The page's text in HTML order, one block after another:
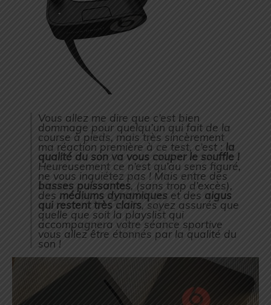
Vous allez me dire que c’est bien
dommage pour quelqu’un qui fait de la
course à pieds, mais très sincèrement
ma réaction première à ce test, c’est : la
qualité du son va vous couper le souffle !
Heureusement ce n’est qu’au sens figuré,
ne vous inquiétez pas ! Mais entre des
basses puissantes, (sans trop d’excès),
des médiums dynamiques et des aigus
qui restent très clairs, soyez assurés que
quelle que soit la playslist qui
accompagnera votre séance sportive
vous allez être étonnés par la qualité du
son !